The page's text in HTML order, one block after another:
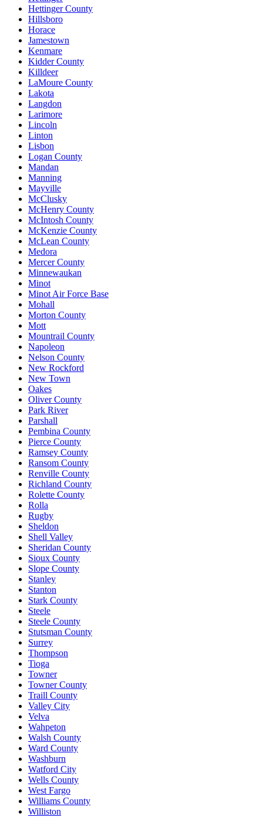
Hettinger County
Hillsboro
Horace
Jamestown
Kenmare
Kidder County
Killdeer
LaMoure County
Lakota
Langdon
Larimore
Lincoln
Linton
Lisbon
Logan County
Mandan
Manning
Mayville
McClusky
McHenry County
McIntosh County
McKenzie County
McLean County
Medora
Mercer County
Minnewaukan
Minot
Minot Air Force Base
Mohall
Morton County
Mott
Mountrail County
Napoleon
Nelson County
New Rockford
New Town
Oakes
Oliver County
Park River
Parshall
Pembina County
Pierce County
Ramsey County
Ransom County
Renville County
Richland County
Rolette County
Rolla
Rugby
Sheldon
Shell Valley
Sheridan County
Sioux County
Slope County
Stanley
Stanton
Stark County
Steele
Steele County
Stutsman County
Surrey
Thompson
Tioga
Towner
Towner County
Traill County
Valley City
Velva
Wahpeton
Walsh County
Ward County
Washburn
Watford City
Wells County
West Fargo
Williams County
Williston